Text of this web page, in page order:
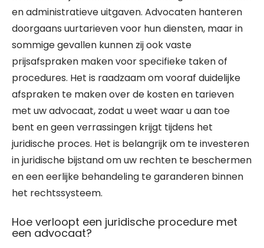
en administratieve uitgaven. Advocaten hanteren
doorgaans uurtarieven voor hun diensten, maar in
sommige gevallen kunnen zij ook vaste
prijsafspraken maken voor specifieke taken of
procedures. Het is raadzaam om vooraf duidelijke
afspraken te maken over de kosten en tarieven
met uw advocaat, zodat u weet waar u aan toe
bent en geen verrassingen krijgt tijdens het
juridische proces. Het is belangrijk om te investeren
in juridische bijstand om uw rechten te beschermen
en een eerlijke behandeling te garanderen binnen
het rechtssysteem.
Hoe verloopt een juridische procedure met
een advocaat?